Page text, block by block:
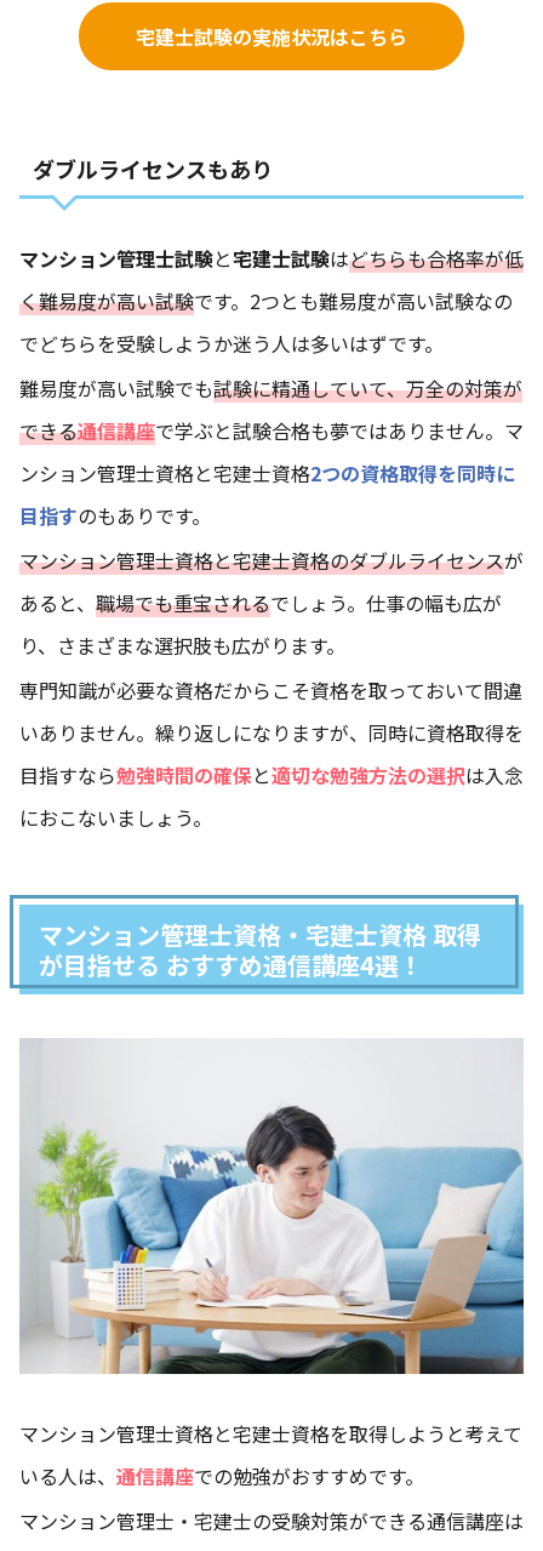
宅建士試験の実施状況はこちら
ダブルライセンスもあり
マンション管理士試験と宅建士試験はどちらも合格率が低
く難易度が高い試験です。2つとも難易度が高い試験なの
でどちらを受験しようか迷う人は多いはずです。
難易度が高い試験でも試験に精通していて、万全の対策が
できる通信講座で学ぶと試験合格も夢ではありません。マ
ンション管理士資格と宅建士資格2つの資格取得を同時に
目指すのもありです。
マンション管理士資格と宅建士資格のダブルライセンスが
あると、 職場でも重宝されるでしょう。仕事の幅も広が
り、さまざまな選択肢も広がります。
専門知識が必要な資格だからこそ資格を取っておいて間違
いありません。繰り返しになりますが、同時に資格取得を
目指すなら勉強時間の確保と適切な勉強方法の選択は入念
におこないましょう。
マンション管理士資格・宅建士資格 取得
が目指せる おすすめ通信講座4選！
マンション管理士資格と宅建士資格を取得しようと考えて
いる人は、 通信講座での勉強がおすすめです。
マンション管理士・宅建士の受験対策ができる通信講座は